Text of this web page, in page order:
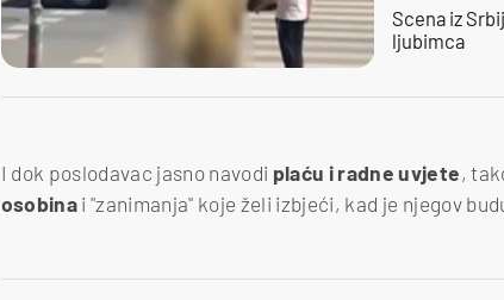
Scena iz
ljubimca
I dok poslodavac jasno navodi plaću i radne uvjete ,
osobinai "zanimanja" koje želi izbjeći, kad je njegov